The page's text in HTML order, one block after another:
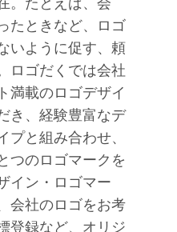
たときなど、ロゴ
いように促す、頼
ロゴだくでは会社
満載のロゴデザイ
き、経験豊富なデ
と組み合わせ、
つのロゴマークを
イン・ロゴマー
会社のロゴをお考
登録など、オリジ